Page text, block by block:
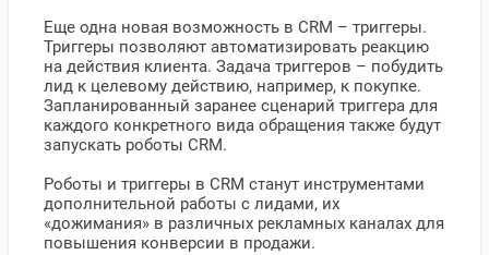
Еще одна новая возможность в CRM – триггеры.
Триггеры позволяют автоматизировать реакцию
на действия клиента. Задача триггеров – побудить
лид к целевому действию, например, к покупке.
Запланированный заранее сценарий триггера для
каждого конкретного вида обращения также будут
запускать роботы CRM.
Роботы и триггеры в CRM станут инструментами
дополнительной работы с лидами, их
«дожимания» в различных рекламных каналах для
повышения конверсии в продажи.